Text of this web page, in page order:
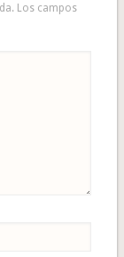
Los campos